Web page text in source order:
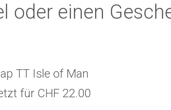
oder einen
TT Isle of Man
für CHF 22.00